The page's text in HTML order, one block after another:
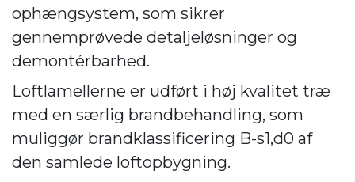
ophængsystem, som sikrer
gennemprøvede detaljeløsninger og
demontérbarhed.
Loftlamellerne er udført i høj kvalitet træ
med en særlig brandbehandling, som
muliggør brandklassificering B-s1,d0 af
den samlede loftopbygning.